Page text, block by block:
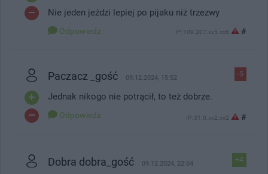
Nie jeden jeździ lepiej po pijaku niż trzezwy
Odpowiedz IP: 109.207.xx5.xx6 #
-5
Paczacz _gość 09.12.2024, 15:52
Jednak nikogo nie potrącił, to też dobrze.
Odpowiedz IP: 31.0.xx2.xx2 #
+4
Dobra dobra_gość 09.12.2024, 22:04